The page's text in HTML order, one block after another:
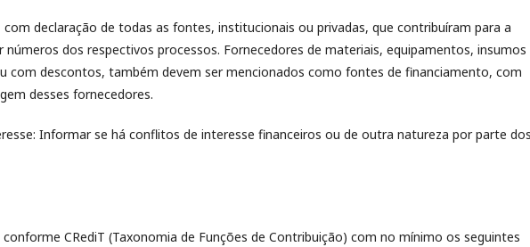
declaração de todas as fontes, institucionais ou privadas, que contribuíram para a
números dos respectivos processos. Fornecedores de materiais, equipamentos, insumos
com descontos, também devem ser mencionados como fontes de financiamento, com
desses fornecedores.
Informar se há conflitos de interesse financeiros ou de outra natureza por parte
CRediT (Taxonomia de Funções de Contribuição) com no mínimo os seguintes